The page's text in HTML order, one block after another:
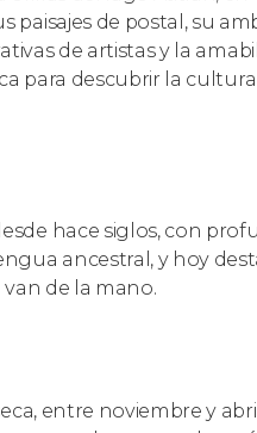
paisajes de postal, su
de artistas y la
para descubrir la
hace siglos, con
ancestral, y hoy
de la mano.
entre noviembre y